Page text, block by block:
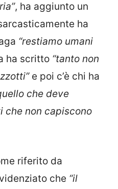
, ha aggiunto un
ha
“restiamo umani
ha scritto “tanto non
e poi c’è chi ha
che deve
che non capiscono
riferito da
che “il